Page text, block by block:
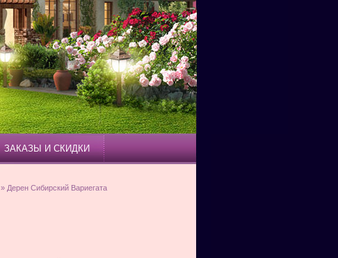
ЗАКАЗЫ И СКИДКИ
» Дерен Сибирский Вариегата